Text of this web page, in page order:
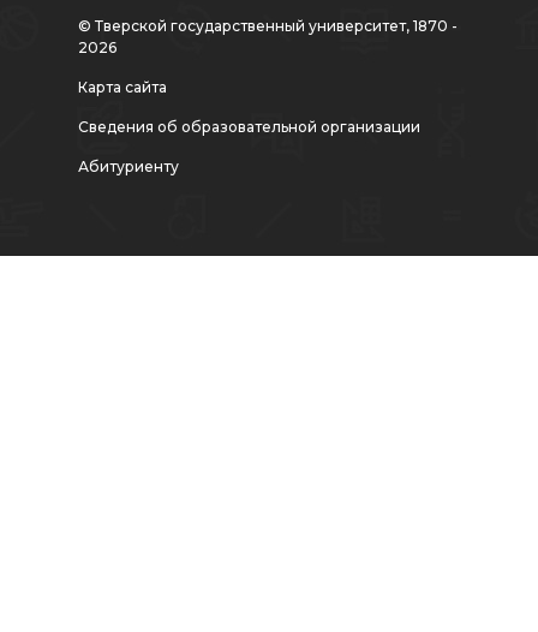
© Тверской государственный университет, 1870 -
2026
Карта сайта
Сведения об образовательной организации
Абитуриенту